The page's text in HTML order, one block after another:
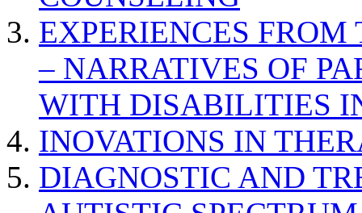
EXPERIENCES
– NARRATIVES OF
WITH DISABILITIES
INOVATIONS IN
DIAGNOSTIC AND